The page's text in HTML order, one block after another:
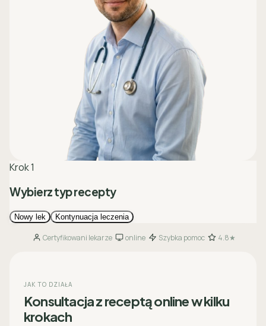
Certyfikowani lekarze· online· Szybka pomoc· 4.8★
JAK TO DZIAŁA
Konsultacja z receptą online w kilku
krokach